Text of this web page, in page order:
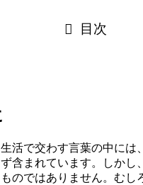
目次
活で交わす言葉の中には
含まれています。しかし
のではありません。むし